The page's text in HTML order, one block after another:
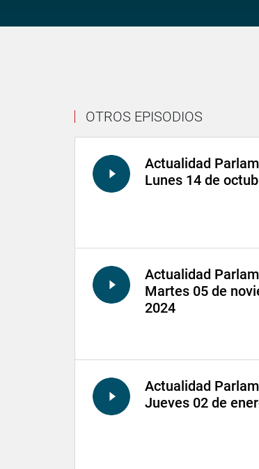
OTROS EPISODIOS
Actualidad
Lunes 14 de
Actualidad
Martes 05 de
2024
Actualidad
Jueves 02 de